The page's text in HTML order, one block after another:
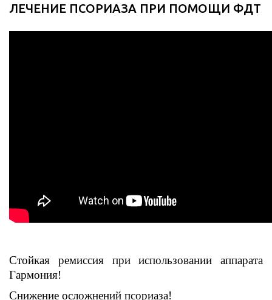
ЛЕЧЕНИЕ ПСОРИАЗА ПРИ ПОМОЩИ ФДТ
Стойкая ремиссия при использовании аппарата
Гармония!
Снижение осложнений псориаза!